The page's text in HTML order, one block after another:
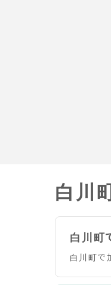
白川
白川町
白川町で